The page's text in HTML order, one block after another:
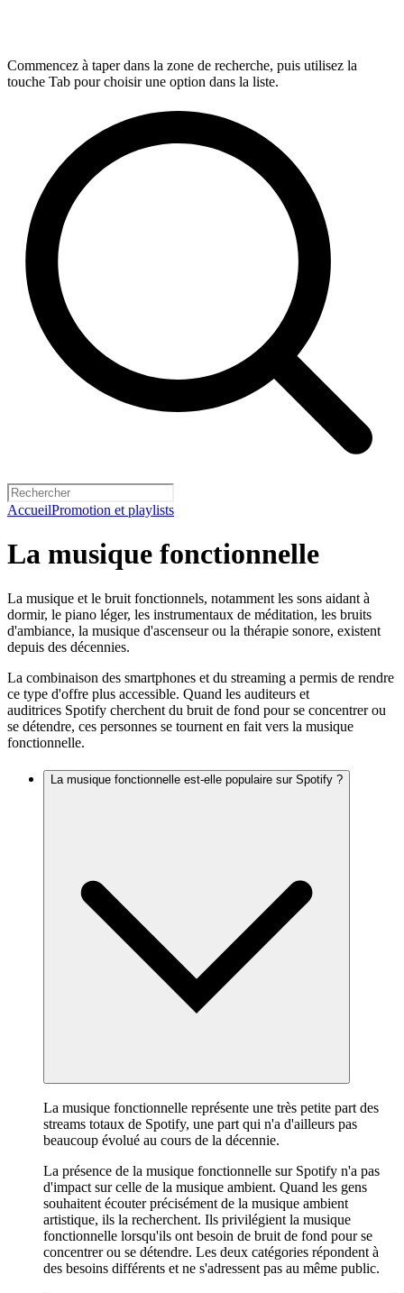
Commencez à taper dans la zone de recherche, puis utilisez la
touche Tab pour choisir une option dans la liste.
AccueilPromotion et playlists
La musique fonctionnelle
La musique et le bruit fonctionnels, notamment les sons aidant à
dormir, le piano léger, les instrumentaux de méditation, les bruits
d'ambiance, la musique d'ascenseur ou la thérapie sonore, existent
depuis des décennies.
La combinaison des smartphones et du streaming a permis de rendre
ce type d'offre plus accessible. Quand les auditeurs et
auditrices Spotify cherchent du bruit de fond pour se concentrer ou
se détendre, ces personnes se tournent en fait vers la musique
fonctionnelle.
La musique fonctionnelle est-elle populaire sur Spotify ?
La musique fonctionnelle représente une très petite part des
streams totaux de Spotify, une part qui n'a d'ailleurs pas
beaucoup évolué au cours de la décennie.
La présence de la musique fonctionnelle sur Spotify n'a pas
d'impact sur celle de la musique ambient. Quand les gens
souhaitent écouter précisément de la musique ambient
artistique, ils la recherchent. Ils privilégient la musique
fonctionnelle lorsqu'ils ont besoin de bruit de fond pour se
concentrer ou se détendre. Les deux catégories répondent à
des besoins différents et ne s'adressent pas au même public.